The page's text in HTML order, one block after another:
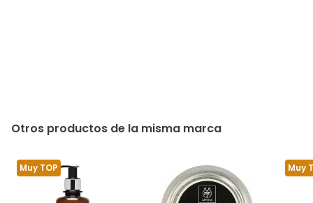
Otros productos de la misma marca
Muy TOP Muy